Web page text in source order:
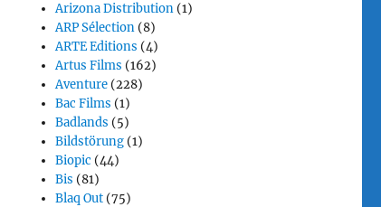
Arizona Distribution (1)
ARP Sélection (8)
ARTE Editions (4)
Artus Films (162)
Aventure (228)
Bac Films (1)
Badlands (5)
Bildstörung (1)
Biopic (44)
Bis (81)
Blaq Out (75)